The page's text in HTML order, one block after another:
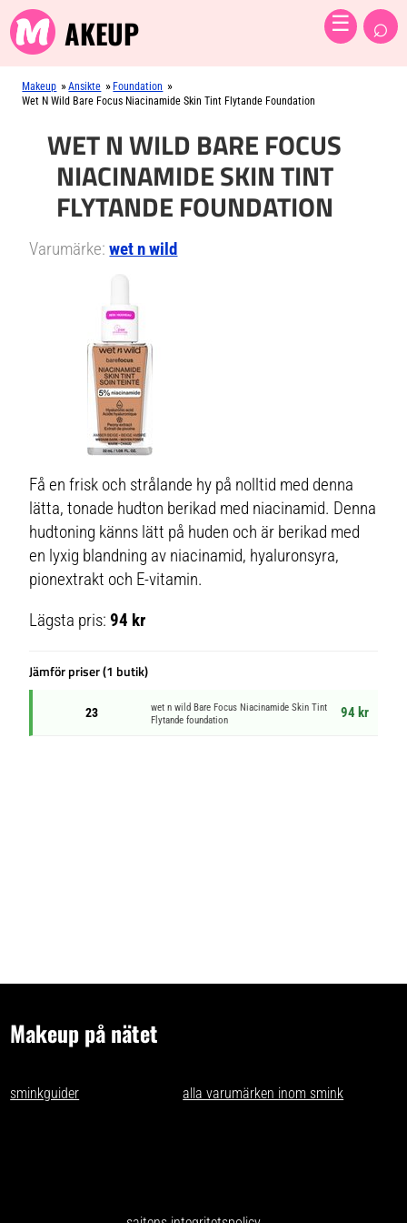
AKEUP ☰ ⌕
Makeup »Ansikte » Foundation »
Wet N Wild Bare Focus Niacinamide Skin Tint Flytande Foundation
WET N WILD BARE FOCUS
NIACINAMIDE SKIN TINT
FLYTANDE FOUNDATION
Varumärke:wet n wild
Få en frisk och strålande hy på nolltid med denna
lätta, tonade hudton berikad med niacinamid. Denna
hudtoning känns lätt på huden och är berikad med
en lyxig blandning av niacinamid, hyaluronsyra,
pionextrakt och E-vitamin.
Lägsta pris:94 kr
Jämför priser (1 butik)
23
wet n wild Bare Focus Niacinamide Skin Tint
Flytande foundation
94 kr
Makeup på nätet
sminkguider och listar nästanalla varumärken inom smink